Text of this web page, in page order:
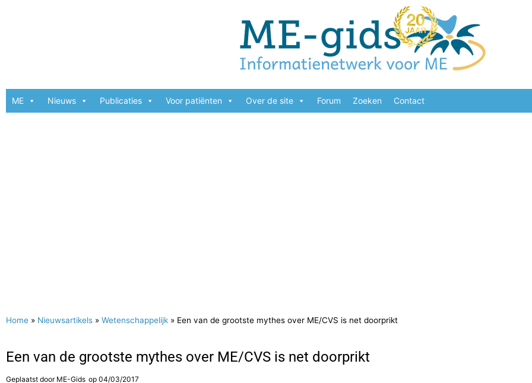
ME Nieuws Publicaties Voor patiënten Over de site Forum Zoeken Contact
Home » Nieuwsartikels » Wetenschappelijk » Een van de grootste mythes over ME/CVS is net doorprikt
Een van de grootste mythes over ME/CVS is net doorprikt
Geplaatst door ME-Gids op 04/03/2017